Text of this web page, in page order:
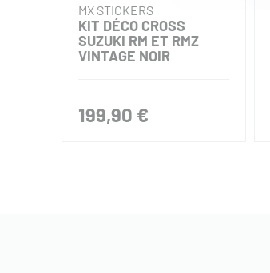
MX STICKERS
KIT DÉCO CROSS
SUZUKI RM ET RMZ
VINTAGE NOIR
199,90 €